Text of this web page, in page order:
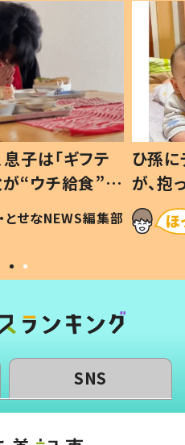
子は「ギフテ
“ウチ給食”を
は #令和の親
とせなNEWS編集部
ひ孫
が、
「涙が
い」
SNS